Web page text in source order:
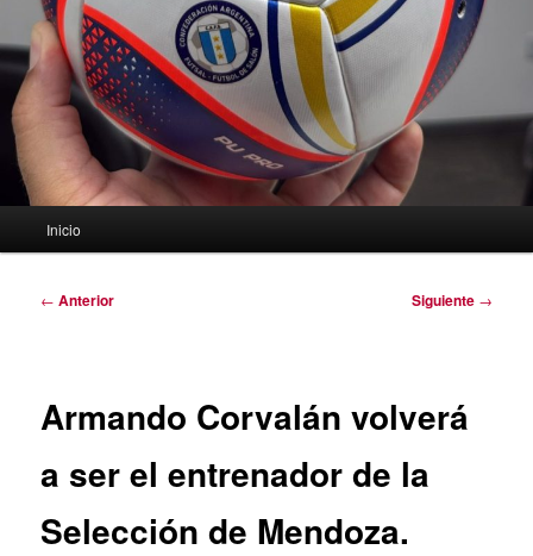
Inicio
Navegación
← Anterior Siguiente →
Armando Corvalán volverá
a ser el entrenador de la
Selección de Mendoza.